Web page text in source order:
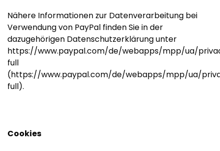
Nähere Informationen zur Datenverarbeitung bei
Verwendung von PayPal finden Sie in der
dazugehörigen Datenschutzerklärung unter
https://www.paypal.com/de/webapps/mpp/ua/
full
(https://www.paypal.com/de/webapps/mpp/ua/
full).
Cookies